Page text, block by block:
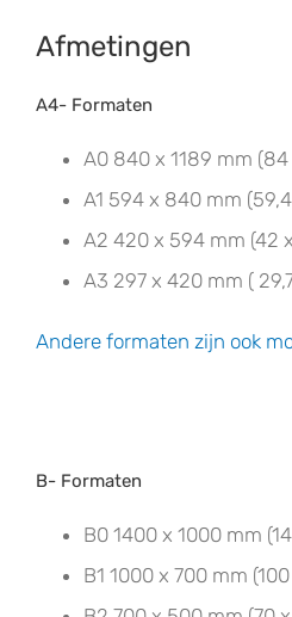
Afmetingen
A4- Formaten
A0 840 x 1189 mm (84
A1 594 x 840 mm
A2 420 x 594 mm (42
A3 297 x 420 mm (
Andere formaten zijn ook
B- Formaten
B0 1400 x 1000 mm
B1 1000 x 700 mm